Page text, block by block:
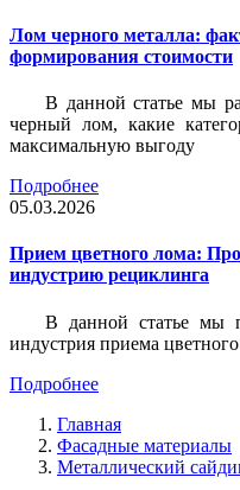
Лом черного металла:
формирования стоимости
В данной статье мы
черный лом, какие
максимальную выгоду
Подробнее
05.03.2026
Прием цветного лома:
индустрию рециклинга
В данной статье мы
индустрия приема
Подробнее
Главная
Фасадные материалы
Металлический